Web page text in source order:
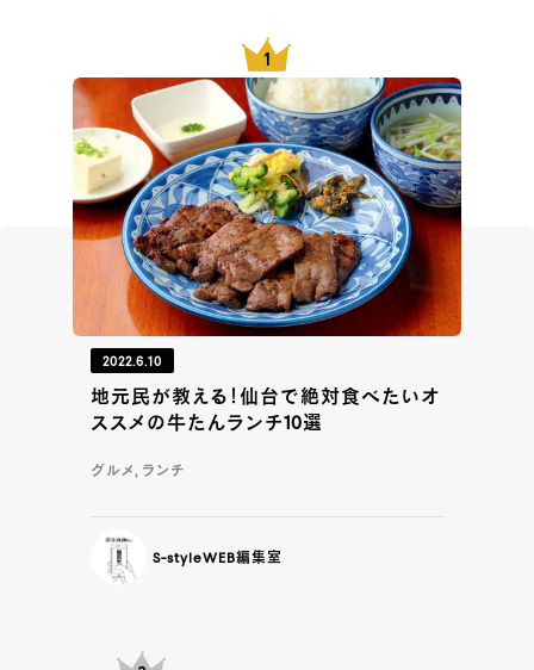
2022.6.10
地元民が教える！仙台で絶対食べたいオ
ススメの牛たんランチ10選
グルメ, ランチ
S-styleWEB編集室